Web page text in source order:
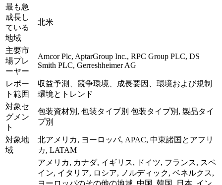
最も急
成長し
ている
地域
北米
主要市
場プレ
ーヤー
Amcor Plc, AptarGroup Inc., RPC Group PLC, DS
Smith PLC, Gerreshheimer AG
レポー
ト範囲
収益予測、競争環境、成長要因、環境および規制
環境とトレンド
対象セ
グメン
ト
包装資材別, 包装タイプ別 包装タイプ別, 製品タイ
プ別
対象地
域
北アメリカ, ヨーロッパ, APAC, 中東諸国とアフリ
カ, LATAM
アメリカ, カナダ, イギリス, ドイツ, フランス, スペ
イン, イタリア, ロシア, ノルディック, ベネルクス,
ヨーロッパのその他の地域, 中国, 韓国, 日本, イン